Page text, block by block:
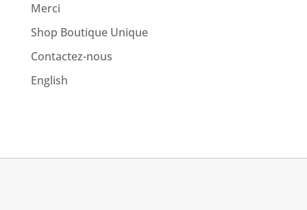
Merci
Shop Boutique Unique
Contactez-nous
English